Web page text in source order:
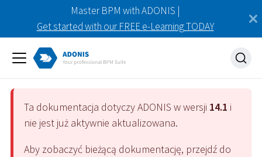
Master BPM with ADONIS |
Get started with our FREE e-Learning TODAY
Ta dokumentacja dotyczyADONIS w wersji 14.1 i
nie jest już aktywnie aktualizowana.
Aby zobaczyć bieżącą dokumentację, przejdź do